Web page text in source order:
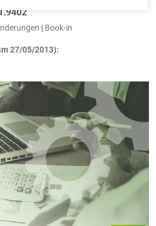
| Book-in
27/05/2013):
Jahre mit versetztem